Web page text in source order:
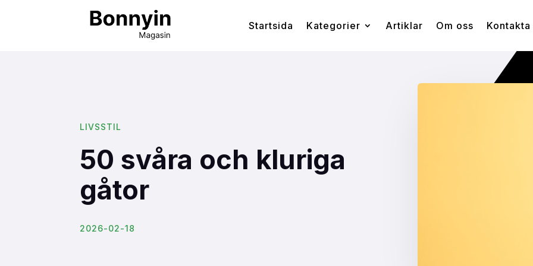
Startsida Kategorier Artiklar Om oss Kontakta
LIVSSTIL
50 svåra och kluriga
gåtor
2026-02-18